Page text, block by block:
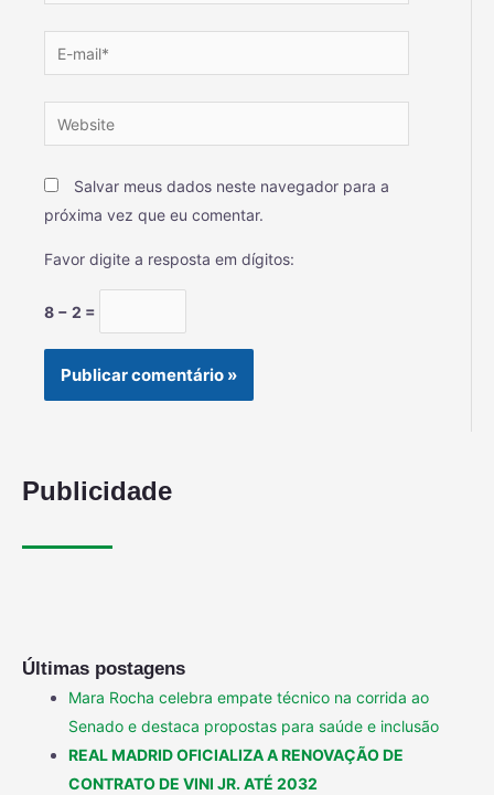
Salvar meus dados neste navegador para a
próxima vez que eu comentar.
Favor digite a resposta em dígitos:
8 − 2 =
Publicidade
Últimas postagens
Mara Rocha celebra empate técnico na corrida ao
Senado e destaca propostas para saúde e inclusão
REAL MADRID OFICIALIZA A RENOVAÇÃO DE
CONTRATO DE VINI JR. ATÉ 2032